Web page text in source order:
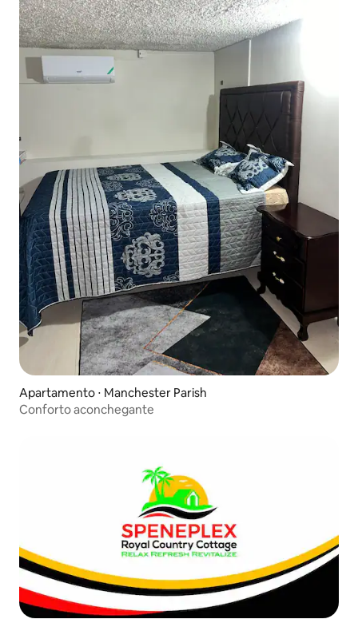
Apartamento ⋅ Manchester Parish
Conforto aconchegante